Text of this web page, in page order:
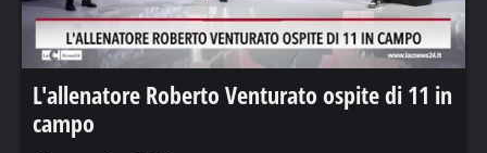
L'allenatore Roberto Venturato ospite di 11 in
campo